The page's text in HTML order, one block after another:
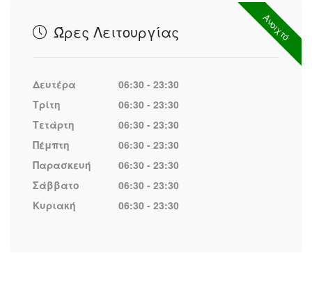
Ανοιχτό
Ώρες Λειτουργίας
Δευτέρα
06:30 - 23:30
Τρίτη
06:30 - 23:30
Τετάρτη
06:30 - 23:30
Πέμπτη
06:30 - 23:30
Παρασκευή
06:30 - 23:30
Σάββατο
06:30 - 23:30
Κυριακή
06:30 - 23:30